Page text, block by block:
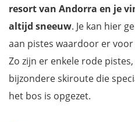
resort van Andorra en je
altijd sneeuw. Je kan hier
aan pistes waardoor er
Zo zijn er enkele rode
bijzondere skiroute die
het bos is opgezet.